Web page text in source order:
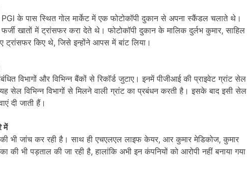
PGI के पास स्थित गोल मार्केट में एक फोटोकॉपी दुकान से अपना स्कैंडल चलाते थे।
फर्जी खातों में ट्रांसफर करा देते थे। फोटोकॉपी दुकान के मालिक दुर्लभ कुमार, साहिल
ट्रांसफर किए थे, जिसे इन्होंने आपस में बांट लिया।
विभागों और विभिन्न बैंकों से रिकॉर्ड जुटाए। इनमें पीजीआई की प्राइवेट ग्रांट सेल
यह सेल विभिन्न विभागों से मिलने वाली ग्रांट का प्रबंधन करती है। इसके बाद इसी सेल
दी जाती हैं।
में
भी जांच कर रही है। साथ ही एचएलएल लाइफ केयर, आर कुमार मेडिकोज, कुमार
की भी पड़ताल की जा रही है, हालांकि अभी इन कंपनियों को आरोपी नहीं बनाया गया